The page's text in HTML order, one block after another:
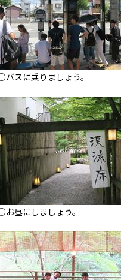
バスに乗りましょう。
お昼にしましょう。